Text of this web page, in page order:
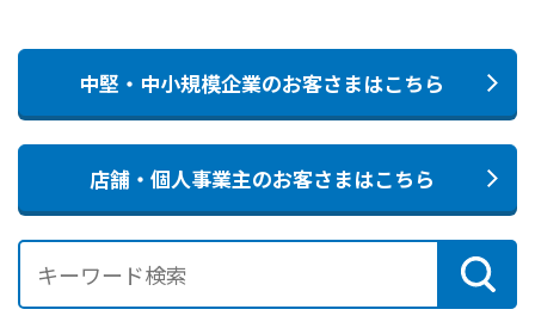
中堅・中小規模企業のお客さまはこちら
店舗・個人事業主のお客さまはこちら